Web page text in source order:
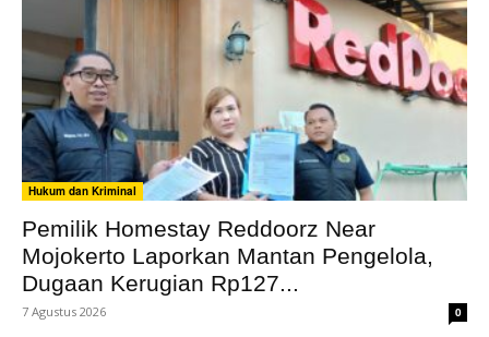
Hukum dan Kriminal
Pemilik Homestay Reddoorz Near
Mojokerto Laporkan Mantan Pengelola,
Dugaan Kerugian Rp127...
7 Agustus 2026 0